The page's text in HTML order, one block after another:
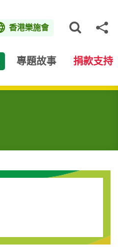
香港樂施會
專題故事 捐款支持